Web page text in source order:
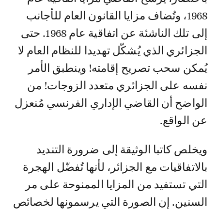
1968، وتُضاف مزايا القانون العام للأجانب
إلى تلك الناشئة عن اتفاقية عام 1968. حتى
الجزائري الذي يُشكّل تهديدا للنظام العام لا
يُمكن سحب تصريح إقامته! وينطبق الأمر
نفسه على الجزائري متعدد الزوجات! من
الواضح أن القاضي الإداري الفرنسي مُنعزل
عن الواقع.
ويخلص كاتبا الوثيقة إلى ضرورة التنديد
بالاتفاقيات مع الجزائر، لأنها تُفضّل الهجرة
التي تستفيد من المزايا الممنوحة على مر
السنين. إن الصورة التي يرسمونها لخصائص